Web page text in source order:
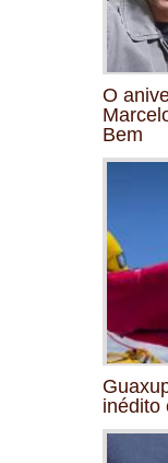
O
Bem
inédito